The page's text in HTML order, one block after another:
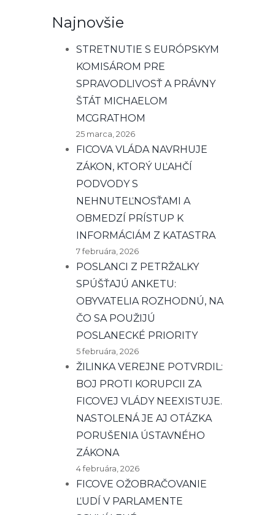
Najnovšie
STRETNUTIE S EURÓPSKYM
KOMISÁROM PRE
SPRAVODLIVOSŤ A PRÁVNY
ŠTÁT MICHAELOM
MCGRATHOM
25 marca, 2026
FICOVA VLÁDA NAVRHUJE
ZÁKON, KTORÝ UĽAHČÍ
PODVODY S
NEHNUTEĽNOSŤAMI A
OBMEDZÍ PRÍSTUP K
INFORMÁCIÁM Z KATASTRA
7 februára, 2026
POSLANCI Z PETRŽALKY
SPÚŠŤAJÚ ANKETU:
OBYVATELIA ROZHODNÚ, NA
ČO SA POUŽIJÚ
POSLANECKÉ PRIORITY
5 februára, 2026
ŽILINKA VEREJNE POTVRDIL:
BOJ PROTI KORUPCII ZA
FICOVEJ VLÁDY NEEXISTUJE.
NASTOLENÁ JE AJ OTÁZKA
PORUŠENIA ÚSTAVNÉHO
ZÁKONA
4 februára, 2026
FICOVE OŽOBRAČOVANIE
ĽUDÍ V PARLAMENTE